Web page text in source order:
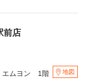
前店
エムヨン 1階
地図